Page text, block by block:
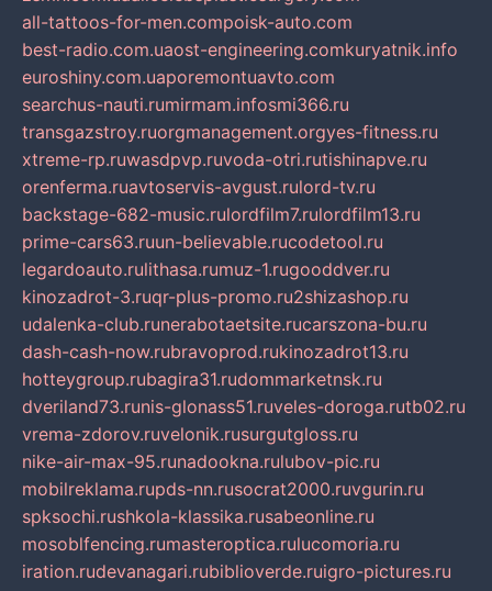
all-tattoos-for-men.compoisk-auto.com
best-radio.com.uaost-engineering.comkuryatnik.info
euroshiny.com.uaporemontuavto.com
searchus-nauti.rumirmam.infosmi366.ru
transgazstroy.ruorgmanagement.orgyes-fitness.ru
xtreme-rp.ruwasdpvp.ruvoda-otri.rutishinapve.ru
orenferma.ruavtoservis-avgust.rulord-tv.ru
backstage-682-music.rulordfilm7.rulordfilm13.ru
prime-cars63.ruun-believable.rucodetool.ru
legardoauto.rulithasa.rumuz-1.rugooddver.ru
kinozadrot-3.ruqr-plus-promo.ru2shizashop.ru
udalenka-club.runerabotaetsite.rucarszona-bu.ru
dash-cash-now.rubravoprod.rukinozadrot13.ru
hotteygroup.rubagira31.rudommarketnsk.ru
dveriland73.runis-glonass51.ruveles-doroga.rutb02.ru
vrema-zdorov.ruvelonik.rusurgutgloss.ru
nike-air-max-95.runadookna.rulubov-pic.ru
mobilreklama.rupds-nn.rusocrat2000.ruvgurin.ru
spksochi.rushkola-klassika.rusabeonline.ru
mosoblfencing.rumasteroptica.rulucomoria.ru
iration.rudevanagari.rubiblioverde.ruigro-pictures.ru